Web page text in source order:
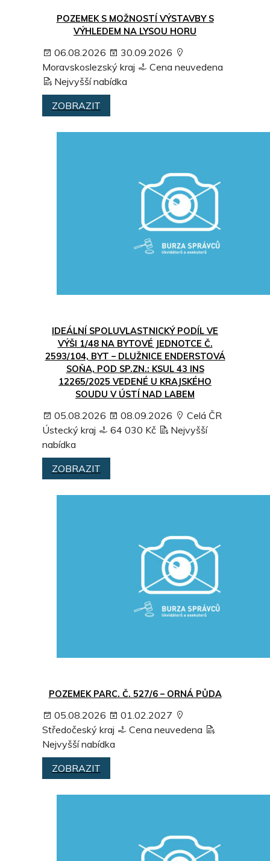
POZEMEK S MOŽNOSTÍ VÝSTAVBY S
VÝHLEDEM NA LYSOU HORU
06.08.2026
30.09.2026
Moravskoslezský kraj
Cena neuvedena
Nejvyšší nabídka
ZOBRAZIT
IDEÁLNÍ SPOLUVLASTNICKÝ PODÍL VE
VÝŠI 1/48 NA BYTOVÉ JEDNOTCE Č.
2593/104, BYT – DLUŽNICE ENDERSTOVÁ
SOŇA, POD SP.ZN.: KSUL 43 INS
12265/2025 VEDENÉ U KRAJSKÉHO
SOUDU V ÚSTÍ NAD LABEM
05.08.2026 08.09.2026
Celá ČR
Ústecký kraj
64 030 Kč
Nejvyšší
nabídka
ZOBRAZIT
POZEMEK PARC. Č. 527/6 – ORNÁ PŮDA
05.08.2026
01.02.2027
Středočeský kraj
Cena neuvedena
Nejvyšší nabídka
ZOBRAZIT